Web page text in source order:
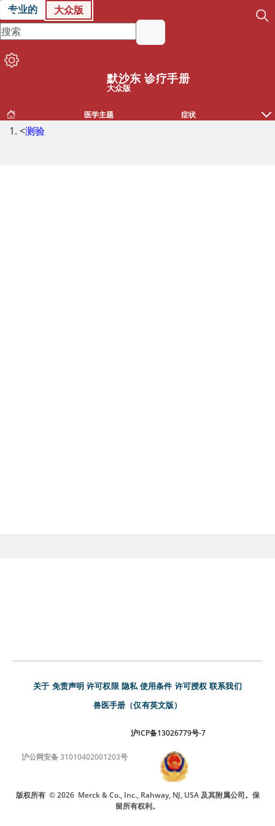
专业的 大众版
默沙东 诊疗手册
大众版
医学主题 症状
<测验
关于 免责声明 许可权限 隐私 使用条件 许可授权 联系我们
兽医手册（仅有英文版）
沪ICP备13026779号-7
沪公网安备 31010402001203号
版权所有 © 2026 Merck & Co., Inc., Rahway, NJ, USA 及其附属公司。保
留所有权利。